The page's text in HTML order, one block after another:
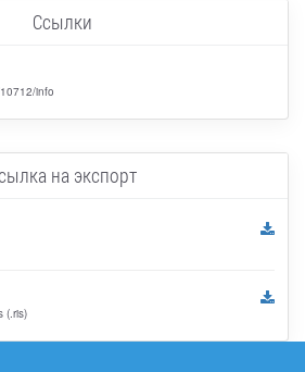
Ссылки
info
на экспорт
(.ris)